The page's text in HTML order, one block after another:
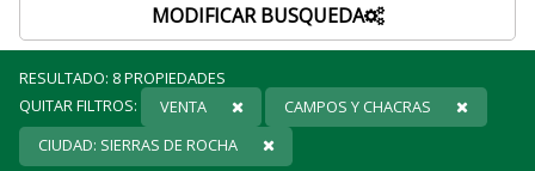
MODIFICAR BUSQUEDA
RESULTADO: 8PROPIEDADES
QUITAR FILTROS:
VENTA
CAMPOS Y CHACRAS
CIUDAD: SIERRAS DE ROCHA